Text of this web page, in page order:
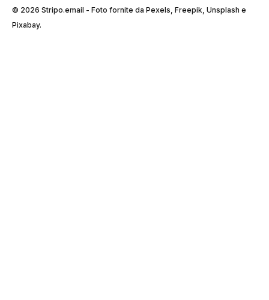
© 2026 Stripо.email - Foto fornite da Pexels, Freepik, Unsplash e
Pixabay.